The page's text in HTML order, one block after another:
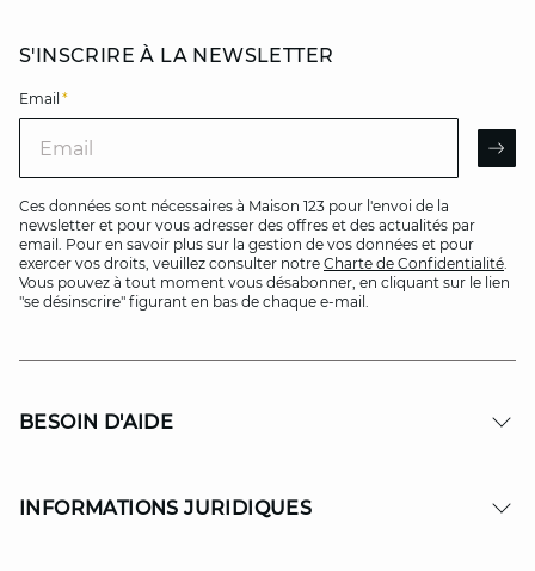
S'INSCRIRE À LA NEWSLETTER
Email *
Ces données sont nécessaires à Maison 123 pour l'envoi de la
newsletter et pour vous adresser des offres et des actualités par
email. Pour en savoir plus sur la gestion de vos données et pour
exercer vos droits, veuillez consulter notre Charte de Confidentialité.
Vous pouvez à tout moment vous désabonner, en cliquant sur le lien
"se désinscrire" figurant en bas de chaque e-mail.
BESOIN D'AIDE
INFORMATIONS JURIDIQUES